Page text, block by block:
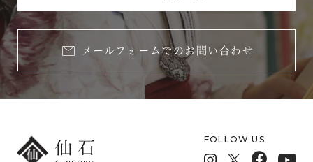
メールフォームでのお問い合わせ
FOLLOW US